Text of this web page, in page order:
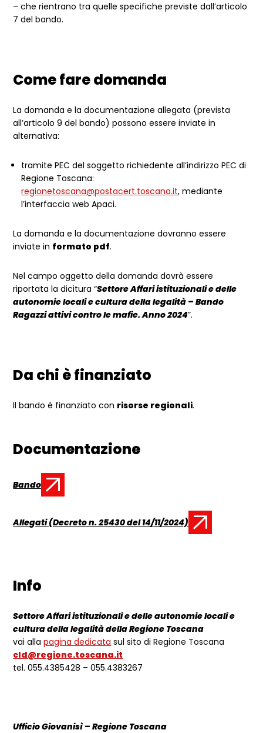
– che rientrano tra quelle specifiche previste dall’articolo
7 del bando.
Come fare domanda
La domanda e la documentazione allegata (prevista
all’articolo 9 del bando) possono essere inviate in
alternativa:
tramite PEC del soggetto richiedente all’indirizzo PEC di
Regione Toscana:
regionetoscana@postacert.toscana.it, mediante
l’interfaccia web Apaci.
La domanda e la documentazione dovranno essere
inviate in formato pdf.
Nel campo oggetto della domanda dovrà essere
riportata la dicitura “Settore Affari istituzionali e delle
autonomie locali e cultura della legalità – Bando
Ragazzi attivi contro le mafie. Anno 2024”.
Da chi è finanziato
Il bando è finanziato con risorse regionali.
Documentazione
Documento:
Bando
Documento:
Allegati (Decreto n. 25430 del 14/11/2024)
Info
Settore Affari istituzionali e delle autonomie locali e
cultura della legalità della Regione Toscana
vai allapagina dedicata sul sito di Regione Toscana
cld@regione.toscana.it
tel. 055.4385428 – 055.4383267
Ufficio Giovanisì – Regione Toscana